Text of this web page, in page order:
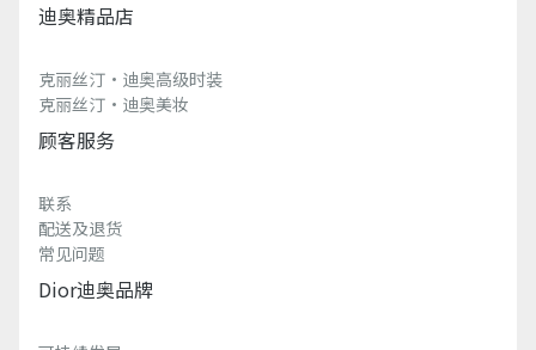
迪奥精品店
克丽丝汀·迪奥高级时装
克丽丝汀·迪奥美妆
顾客服务
联系
配送及退货
常见问题
Dior迪奥品牌